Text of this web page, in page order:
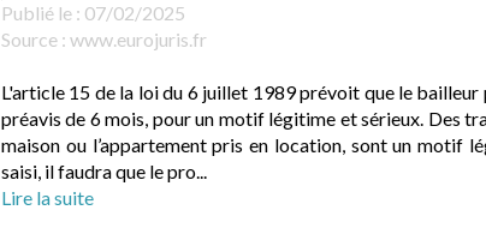
Publié le : 07/02/2025
Source : www.eurojuris.fr
L'article 15 de la loi du 6 juillet 1989 prévoit que le bailleur
préavis de 6 mois, pour un motif légitime et sérieux. Des
maison ou l’appartement pris en location, sont un motif
saisi, il faudra que le pro...
Lire la suite